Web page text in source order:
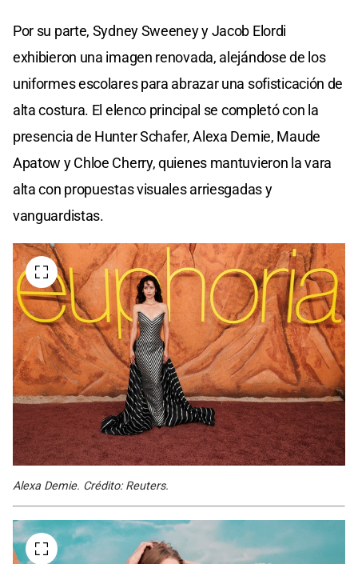
Por su parte, Sydney Sweeney y Jacob Elordi
exhibieron una imagen renovada, alejándose de los
uniformes escolares para abrazar una sofisticación de
alta costura. El elenco principal se completó con la
presencia de Hunter Schafer, Alexa Demie, Maude
Apatow y Chloe Cherry, quienes mantuvieron la vara
alta con propuestas visuales arriesgadas y
vanguardistas.
Alexa Demie. Crédito: Reuters.